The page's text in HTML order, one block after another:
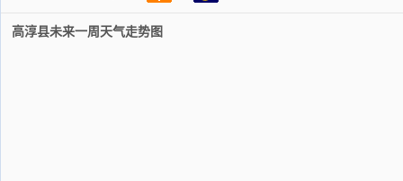
高淳县未来一周天气走势图